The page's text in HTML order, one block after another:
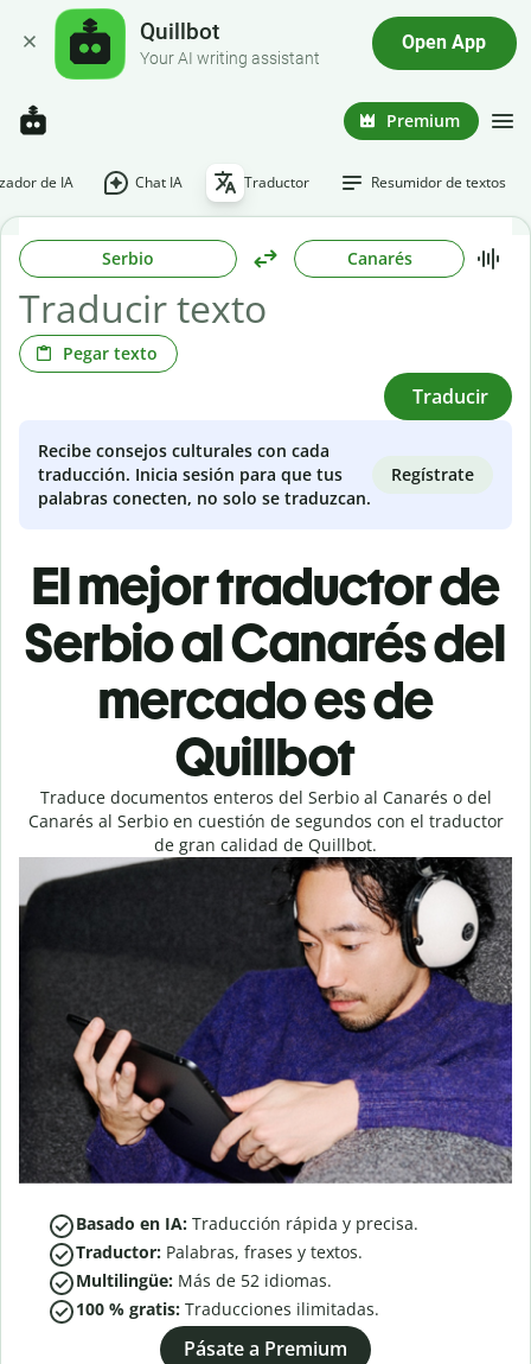
Quillbot
Your AI writing assistant
Open App
Premium
de IA Chat IA Traductor Resumidor de textos
Serbio Canarés
Pegar texto
Traducir
Recibe consejos culturales con cada
traducción. Inicia sesión para que tus
palabras conecten, no solo se traduzcan.
Regístrate
El mejor traductor de
Serbio al Canarés del
mercado es de
Quillbot
Traduce documentos enteros del Serbio al Canarés o del
Canarés al Serbio en cuestión de segundos con el traductor
de gran calidad de Quillbot.
Basado en IA: Traducción rápida y precisa.
Traductor: Palabras, frases y textos.
Multilingüe: Más de 52 idiomas.
100 % gratis: Traducciones ilimitadas.
Pásate a Premium